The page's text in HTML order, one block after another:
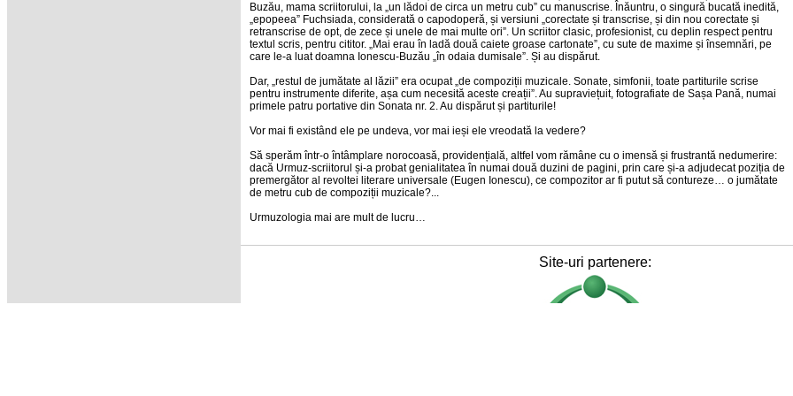
Buzău, mama scriitorului, la „un lădoi de circa un metru cub” cu manuscrise. Înăuntru, o singură bucată inedită,
„epopeea” Fuchsiada, considerată o capodoperă, și versiuni „corectate și transcrise, și din nou corectate și
retranscrise de opt, de zece și unele de mai multe ori”. Un scriitor clasic, profesionist, cu deplin respect pentru
textul scris, pentru cititor. „Mai erau în ladă două caiete groase cartonate”, cu sute de maxime și însemnări, pe
care le-a luat doamna Ionescu-Buzău „în odaia dumisale”. Și au dispărut.
Dar, „restul de jumătate al lăzii” era ocupat „de compoziții muzicale. Sonate, simfonii, toate partiturile scrise
pentru instrumente diferite, așa cum necesită aceste creații”. Au supraviețuit, fotografiate de Sașa Pană, numai
primele patru portative din Sonata nr. 2. Au dispărut și partiturile!
Vor mai fi existând ele pe undeva, vor mai ieși ele vreodată la vedere?
Să sperăm într-o întâmplare norocoasă, providențială, altfel vom rămâne cu o imensă și frustrantă nedumerire:
dacă Urmuz-scriitorul și-a probat genialitatea în numai două duzini de pagini, prin care și-a adjudecat poziția de
premergător al revoltei literare universale (Eugen Ionescu), ce compozitor ar fi putut să contureze… o jumătate
de metru cub de compoziții muzicale?...
Urmuzologia mai are mult de lucru…
Site-uri partenere: